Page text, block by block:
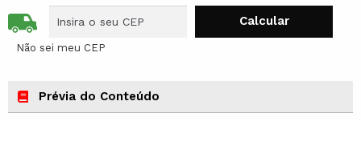
Não sei meu CEP
Prévia do Conteúdo